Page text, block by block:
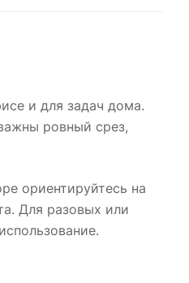
и для задач дома.
ровный срез,
ориентируйтесь на
Для разовых или